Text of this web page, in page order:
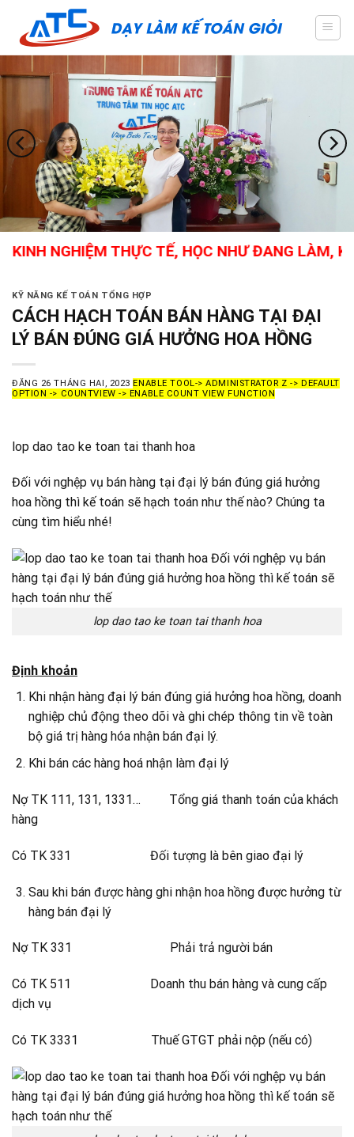
content
NGHIỆM THỰC TẾ, HỌC NHƯ ĐANG LÀM, KẾ
KỸ NĂNG KẾ TOÁN TỔNG HỢP
CÁCH HẠCH TOÁN BÁN HÀNG TẠI ĐẠI
LÝ BÁN ĐÚNG GIÁ HƯỞNG HOA HỒNG
ĐĂNG 26 THÁNG HAI, 2023 ENABLE TOOL-> ADMINISTRATOR Z -> DEFAULT
OPTION -> COUNTVIEW -> ENABLE COUNT VIEW FUNCTION
lop dao tao ke toan tai thanh hoa
Đối với nghệp vụ bán hàng tại đại lý bán đúng giá hưởng
hoa hồng thì kế toán sẽ hạch toán như thế nào? Chúng ta
cùng tìm hiểu nhé!
lop dao tao ke toan tai thanh hoa
Định khoản
Khi nhận hàng đại lý bán đúng giá hưởng hoa hồng, doanh
nghiệp chủ động theo dõi và ghi chép thông tin về toàn
bộ giá trị hàng hóa nhận bán đại lý.
Khi bán các hàng hoá nhận làm đại lý
Nợ TK 111, 131, 1331… Tổng giá thanh toán của khách
hàng
Có TK 331 Đối tượng là bên giao đại lý
Sau khi bán được hàng ghi nhận hoa hồng được hưởng từ
hàng bán đại lý
Nợ TK 331 Phải trả người bán
Có TK 511 Doanh thu bán hàng và cung cấp
dịch vụ
Có TK 3331 Thuế GTGT phải nộp (nếu có)